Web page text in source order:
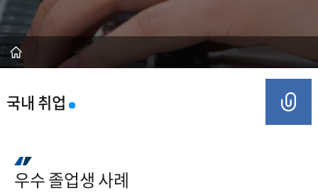
국내 취업
우수 졸업생 사례